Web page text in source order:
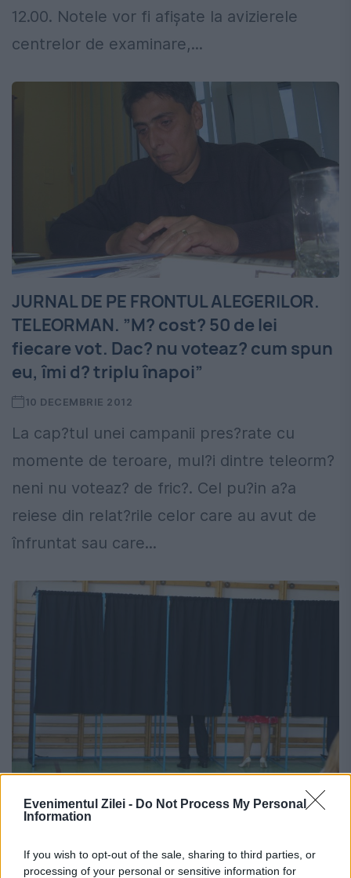
Evenimentul Zilei - Do Not Process My Personal
Information
If you wish to opt-out of the sale, sharing to third parties, or
processing of your personal or sensitive information for
12.00. Notele vor fi afișate la avizierele
centrelor de examinare,...
JURNAL DE PE FRONTUL ALEGERILOR.
TELEORMAN. ”M? cost? 50 de lei
fiecare vot. Dac? nu voteaz? cum spun
eu, îmi d? triplu înapoi”
10 DECEMBRIE 2012
La cap?tul unei campanii pres?rate cu
momente de teroare, mul?i dintre teleorm?
neni nu voteaz? de fric?. Cel pu?in a?a
reiese din relat?rile celor care au avut de
înfruntat sau care...
REZULTATE ALEGERI PARLAMENTARE
2012. CSOP: USL a câ?tigat alegerile
parlamentare cu 54,5%. ARD a ob?inut
19%. VEZI procentele din EXIT-POLL-